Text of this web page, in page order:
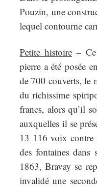
Pouzin, une
lequel contourne
Petite histoire– Ce
pierre a été posée
de 700 couverts, le
du richissime
francs, alors qu’il
auxquelles il se
13 116 voix contre
des fontaines
1863, Bravay se
invalidé une